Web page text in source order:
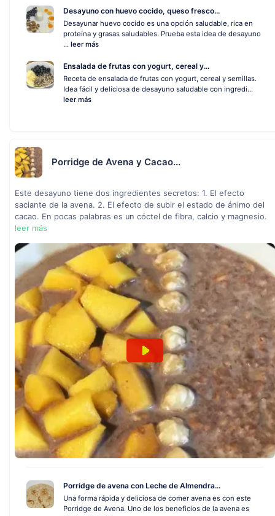
Desayuno con huevo cocido, queso fresco...
Desayunar huevo cocido es una opción saludable, rica en
proteína y grasas saludables. Prueba esta idea de desayuno
... leer más
Ensalada de frutas con yogurt, cereal y...
Receta de ensalada de frutas con yogurt, cereal y semillas.
Idea fácil y deliciosa de desayuno saludable con ingredi...
leer más
Porridge de Avena y Cacao...
Este desayuno tiene dos ingredientes secretos: 1. El efecto
saciante de la avena. 2. El efecto de subir el estado de ánimo del
cacao. En pocas palabras es un cóctel de fibra, calcio y magnesio.
leer más
Porridge de avena con Leche de Almendra...
Una forma rápida y deliciosa de comer avena es con este
Porridge de Avena. Uno de los beneficios de la avena es